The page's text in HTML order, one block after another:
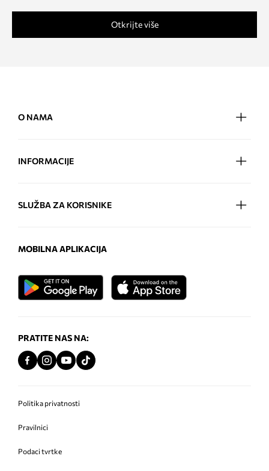
Otkrijte više
O NAMA
INFORMACIJE
SLUŽBA ZA KORISNIKE
MOBILNA APLIKACIJA
PRATITE NAS NA:
Politika privatnosti
Pravilnici
Podaci tvrtke